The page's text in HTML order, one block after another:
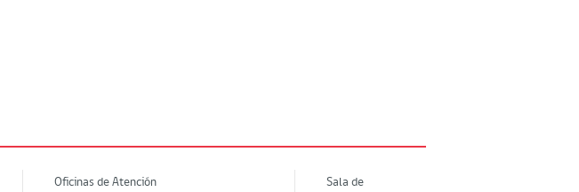
Oficinas de Atención Sala de